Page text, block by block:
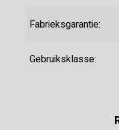
Fabrieksgarantie:
Gebruiksklasse: